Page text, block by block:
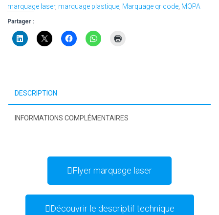
marquage laser, marquage plastique Marquage qr code MOPA
Partager :
DESCRIPTION
INFORMATIONS COMPLÉMENTAIRES
Flyer marquage laser
Découvrir le descriptif technique